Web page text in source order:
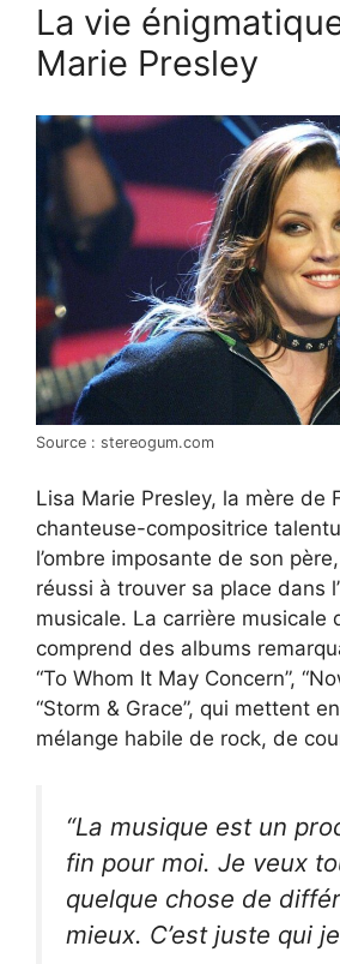
La vie
Marie Presley
Source : stereogum.com
Lisa Marie Presley, la mère de
chanteuse-compositrice
l’ombre imposante de son
réussi à trouver sa place dans
musicale. La carrière musicale
comprend des albums
“To Whom It May Concern”,
“Storm & Grace”, qui mettent
mélange habile de rock, de
“La musique est un
fin pour moi. Je veux
quelque chose de
mieux. C’est juste qui